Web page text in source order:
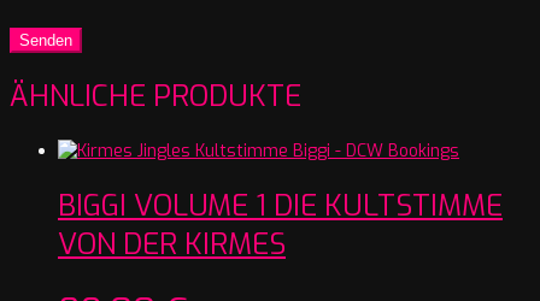
ÄHNLICHE PRODUKTE
BIGGI VOLUME 1 DIE KULTSTIMME
VON DER KIRMES